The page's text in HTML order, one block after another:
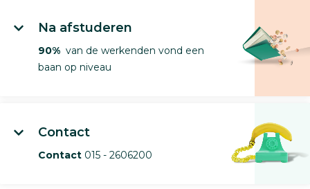
Na afstuderen
90% van de werkenden vond een
baan op niveau
Contact
Contact 015 - 2606200